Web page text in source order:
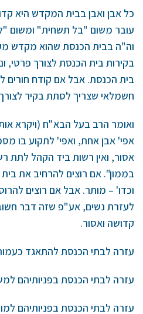
כל אבן ואבן בבית המקדש היא
עובר משום "בל תשחית" ומשום
וה"ה בבית הכנסת שהוא מקדש
בקירות בית הכנסת לצורך פרטי,
בית הכנסת. אבל אם קודח חורים
חשמלאי שצריך לסתת בקיר
ואומר הרב בעל הבא"ח (ויקרא
אפי' אבן אחת, ואפי' לתקוע בו
אסור, ואין רשות ביד הקהל לתת
בממון". אם רוצים להרחיב את
וכדו' – מותר. אבל אם רוצים
לעזרת נשים, אע"פ שזה דבר
קדושה ואסור.
עזרה לבתי הכנסת להתאגד
עזרה לבתי הכנסת בפניותיהם
עזרה לבתי הכנסת בפניותיהם